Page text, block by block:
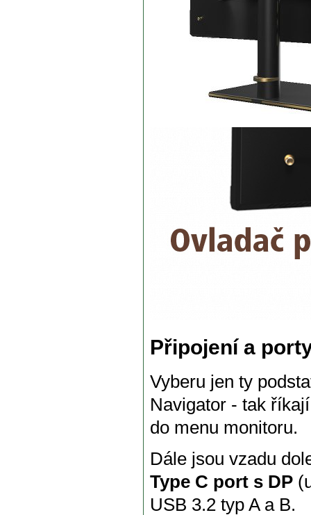
Připojení a
Vyberu jen ty
Navigator - tak
do menu monitoru.
Dále jsou vzadu
Type C port s DP
USB 3.2 typ A a B.